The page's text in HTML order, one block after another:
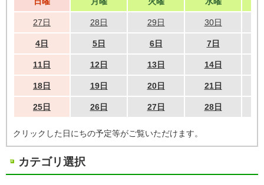
27日 28日 29日 30日
4日 5日 6日 7日
11日 12日 13日 14日
18日 19日 20日 21日
25日 26日 27日 28日
クリックした日にちの予定等がご覧いただけます。
カテゴリ選択